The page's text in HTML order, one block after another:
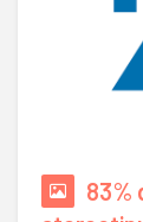
83%